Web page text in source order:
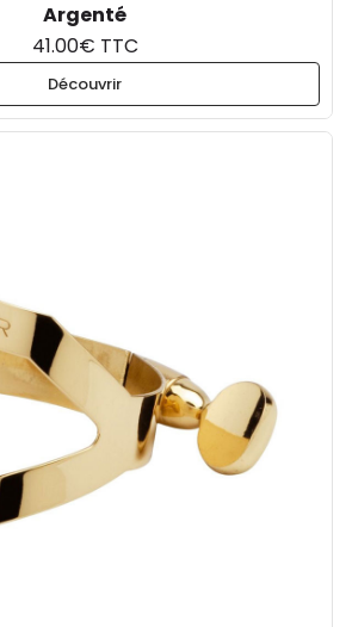
Argenté
41.00€ TTC
Découvrir